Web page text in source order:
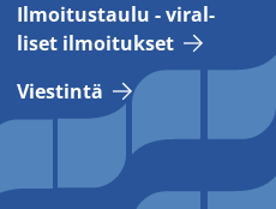
Il­moi­tus­tau­lu - vi­ral­
li­set il­moi­tuk­set
Vies­tin­tä